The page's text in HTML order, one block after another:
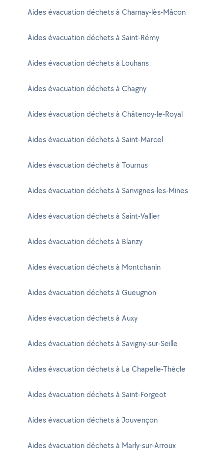
Aides évacuation déchets à Charnay-lès-Mâcon
Aides évacuation déchets à Saint-Rémy
Aides évacuation déchets à Louhans
Aides évacuation déchets à Chagny
Aides évacuation déchets à Châtenoy-le-Royal
Aides évacuation déchets à Saint-Marcel
Aides évacuation déchets à Tournus
Aides évacuation déchets à Sanvignes-les-Mines
Aides évacuation déchets à Saint-Vallier
Aides évacuation déchets à Blanzy
Aides évacuation déchets à Montchanin
Aides évacuation déchets à Gueugnon
Aides évacuation déchets à Auxy
Aides évacuation déchets à Savigny-sur-Seille
Aides évacuation déchets à La Chapelle-Thècle
Aides évacuation déchets à Saint-Forgeot
Aides évacuation déchets à Jouvençon
Aides évacuation déchets à Marly-sur-Arroux